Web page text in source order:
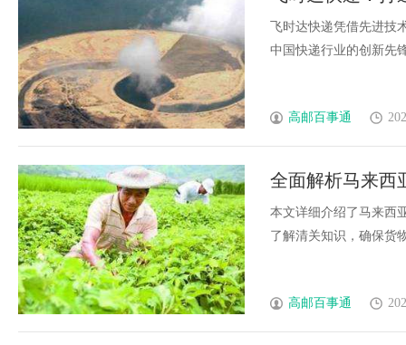
飞时达快递凭借先进技
中国快递行业的创新先
高邮百事通
全面解析马来西
畅通关
本文详细介绍了马来西
了解清关知识，确保货
高邮百事通